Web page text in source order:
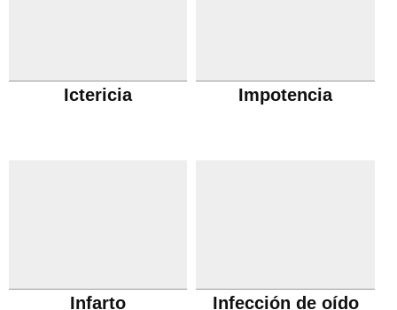
Ictericia Impotencia
Infarto Infección de oído